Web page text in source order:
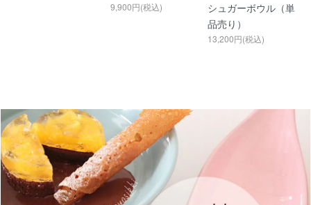
9,900円(税込)
シュガーボウル（単
品売り）
13,200円(税込)